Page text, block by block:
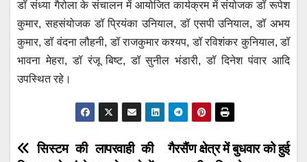
डॉ संध्या गैरोला के संचालन में आयोजित कार्यक्रम में संयोजक डॉ रूपेश
कुमार, सहसंयोजक डॉ प्रियंका उनियाल, डॉ एसपी उनियाल, डॉ अभय
कुमार, डॉ वंदना लौहनी, डॉ राजकुमार कश्यप, डॉ रविशंकर कुनियाल, डॉ
भावना मेहरा, डॉ रंजू बिष्ट, डॉ सुनील भंडारी, डॉ दिनेश पंवार आदि
उपस्थित रहे।
Post
गैरसैंण क्षेत्र में बुधवार को हुई
सिस्टम की लापरवाही की